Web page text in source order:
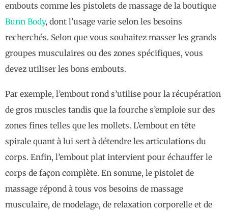
embouts comme les pistolets de massage de la boutique
Bunn Body, dont l’usage varie selon les besoins
recherchés. Selon que vous souhaitez masser les grands
groupes musculaires ou des zones spécifiques, vous
devez utiliser les bons embouts.
Par exemple, l’embout rond s’utilise pour la récupération
de gros muscles tandis que la fourche s’emploie sur des
zones fines telles que les mollets. L’embout en tête
spirale quant à lui sert à détendre les articulations du
corps. Enfin, l’embout plat intervient pour échauffer le
corps de façon complète. En somme, le pistolet de
massage répond à tous vos besoins de massage
musculaire, de modelage, de relaxation corporelle et de